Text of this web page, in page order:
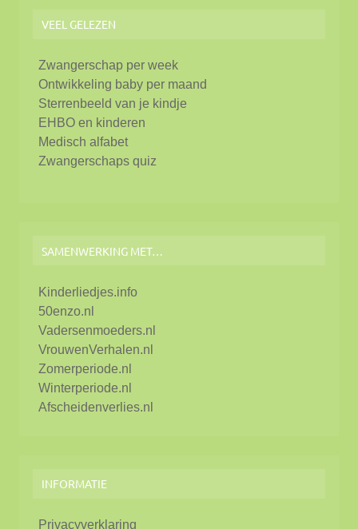
VEEL GELEZEN
Zwangerschap per week
Ontwikkeling baby per maand
Sterrenbeeld van je kindje
EHBO en kinderen
Medisch alfabet
Zwangerschaps quiz
SAMENWERKING MET…
Kinderliedjes.info
50enzo.nl
Vadersenmoeders.nl
VrouwenVerhalen.nl
Zomerperiode.nl
Winterperiode.nl
Afscheidenverlies.nl
INFORMATIE
Privacyverklaring